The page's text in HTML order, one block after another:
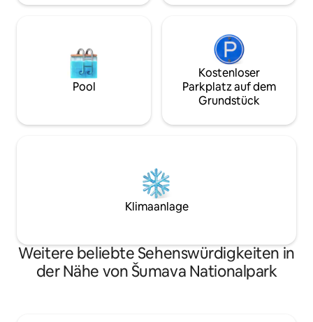
Pool
Kostenloser
Parkplatz auf dem
Grundstück
Klimaanlage
Weitere beliebte Sehenswürdigkeiten in
der Nähe von Šumava Nationalpark